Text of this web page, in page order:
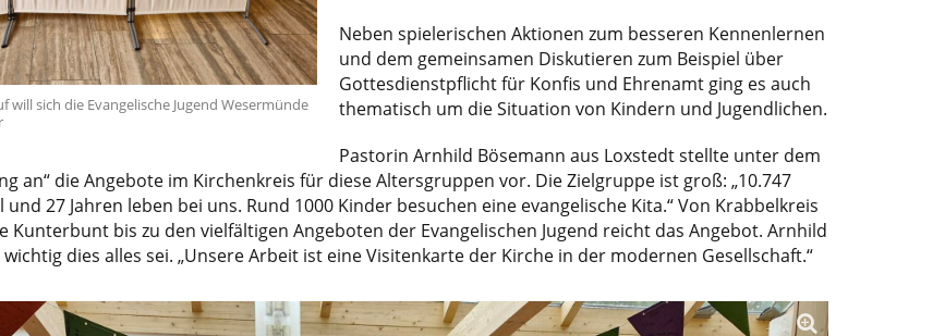
will sich die Evangelische Jugend Wesermünde
Neben spielerischen Aktionen zum besseren Kennenlernen
und dem gemeinsamen Diskutieren zum Beispiel über
Gottesdienstpflicht für Konfis und Ehrenamt ging es auch
thematisch um die Situation von Kindern und Jugendlichen.
Pastorin Arnhild Bösemann aus Loxstedt stellte unter dem
an“ die Angebote im Kirchenkreis für diese Altersgruppen vor. Die Zielgruppe ist groß: „10.747
27 Jahren leben bei uns. Rund 1000 Kinder besuchen eine evangelische Kita.“ Von Krabbelkreis
Kunterbunt bis zu den vielfältigen Angeboten der Evangelischen Jugend reicht das Angebot. Arnhild
dies alles sei. „Unsere Arbeit ist eine Visitenkarte der Kirche in der modernen Gesellschaft.“